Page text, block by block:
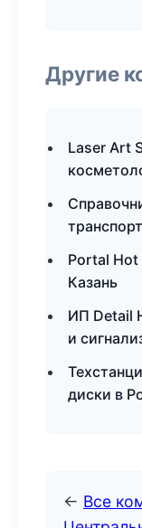
Другие
Laser Art
Portal
Казань
ИП Detail
и
диски в
← Все